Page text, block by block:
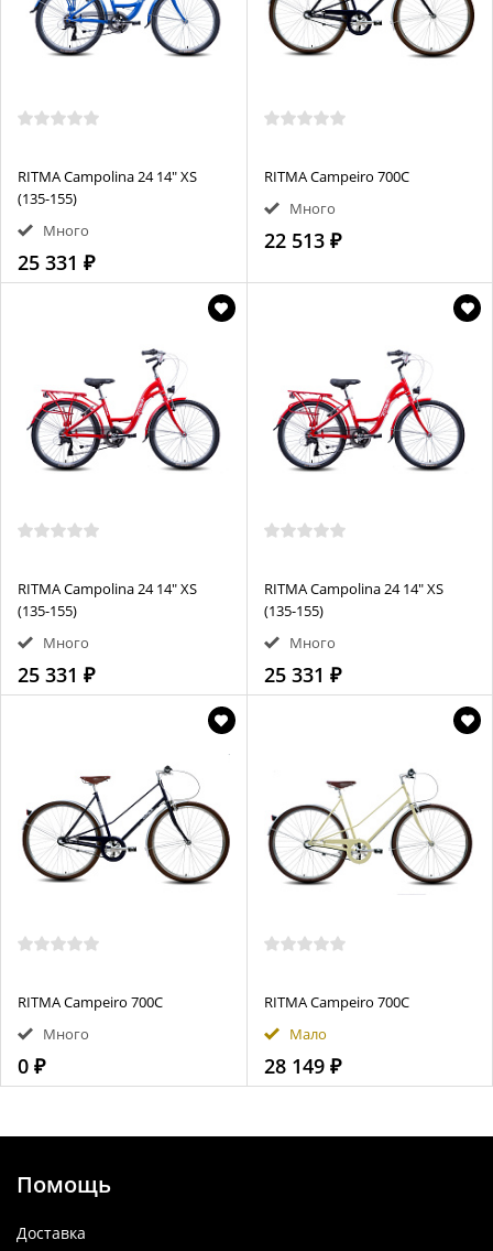
RITMA Campolina 24 14" XS
(135-155)
Много
25 331 ₽
RITMA Campeiro 700С
Много
22 513 ₽
RITMA Campolina 24 14" XS
(135-155)
Много
25 331 ₽
RITMA Campolina 24 14" XS
(135-155)
Много
25 331 ₽
RITMA Campeiro 700С
Много
0 ₽
RITMA Campeiro 700С
Мало
28 149 ₽
Помощь
Доставка